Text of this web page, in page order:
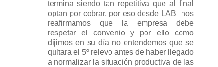
termina siendo tan repetitiva que al final
optan por cobrar, por eso desde LAB
nos
reafirmamos que la empresa debe
respetar el convenio y por ello como
dijimos en su día no entendemos que se
quitara el 5º relevo antes de haber llegado
a normalizar la situación productiva de las